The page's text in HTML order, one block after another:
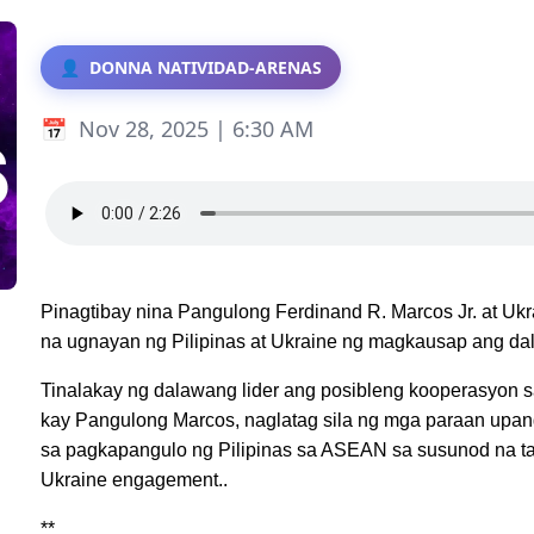
DONNA NATIVIDAD-ARENAS
Nov 28, 2025 | 6:30 AM
Pinagtibay nina Pangulong Ferdinand R. Marcos Jr. at
na ugnayan ng Pilipinas at Ukraine ng magkausap ang
Tinalakay ng dalawang lider ang posibleng kooperasyon
kay Pangulong Marcos, naglatag sila ng mga paraan
sa pagkapangulo ng Pilipinas sa ASEAN sa susunod na
Ukraine engagement..
**